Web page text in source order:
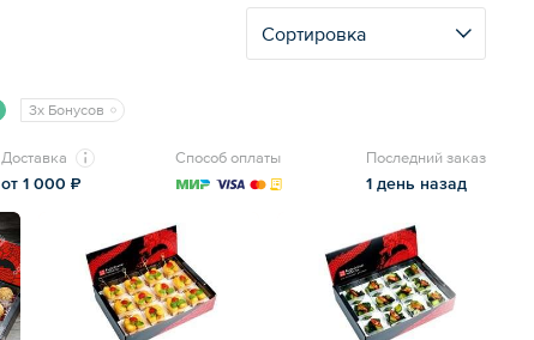
Сортировка
3x Бонусов
Доставка
от 1 000 ₽
Способ оплаты Последний заказ
1 день назад